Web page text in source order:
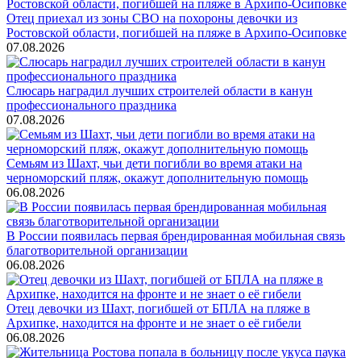
Отец приехал из зоны СВО на похороны девочки из
Ростовской области, погибшей на пляже в Архипо-Осиповке
07.08.2026
Слюсарь наградил лучших строителей области в канун
профессионального праздника
07.08.2026
Семьям из Шахт, чьи дети погибли во время атаки на
черноморский пляж, окажут дополнительную помощь
06.08.2026
В России появилась первая брендированная мобильная связь
благотворительной организации
06.08.2026
Отец девочки из Шахт, погибшей от БПЛА на пляже в
Архипке, находится на фронте и не знает о её гибели
06.08.2026